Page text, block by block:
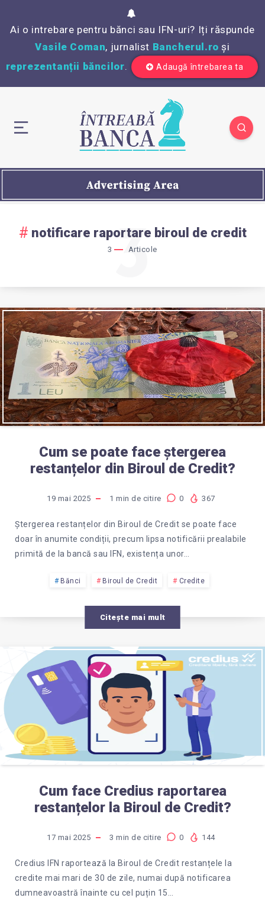
Ai o intrebare pentru bănci sau IFN-uri? Iți răspunde
Vasile Coman, jurnalist Bancherul.ro și
reprezentanții băncilor. Adaugă întrebarea ta
notificare raportare biroul de credit
3 Articole
3
Cum se poate face ștergerea
restanțelor din Biroul de Credit?
19 mai 2025 1 min de citire 0 367
Ștergerea restanțelor din Biroul de Credit se poate face
doar în anumite condiții, precum lipsa notificării prealabile
primită de la bancă sau IFN, existența unor…
Bănci Biroul de Credit Credite
Citește mai mult
Cum face Credius raportarea
restanțelor la Biroul de Credit?
17 mai 2025 3 min de citire 0 144
Credius IFN raportează la Biroul de Credit restanțele la
credite mai mari de 30 de zile, numai după notificarea
dumneavoastră înainte cu cel puțin 15…